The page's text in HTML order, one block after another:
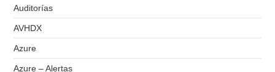
Auditorías
AVHDX
Azure
Azure – Alertas